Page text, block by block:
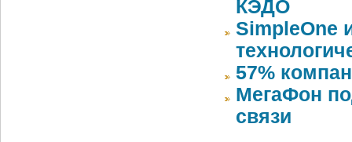
КЭДО
SimpleOne
57%
МегаФон
связи